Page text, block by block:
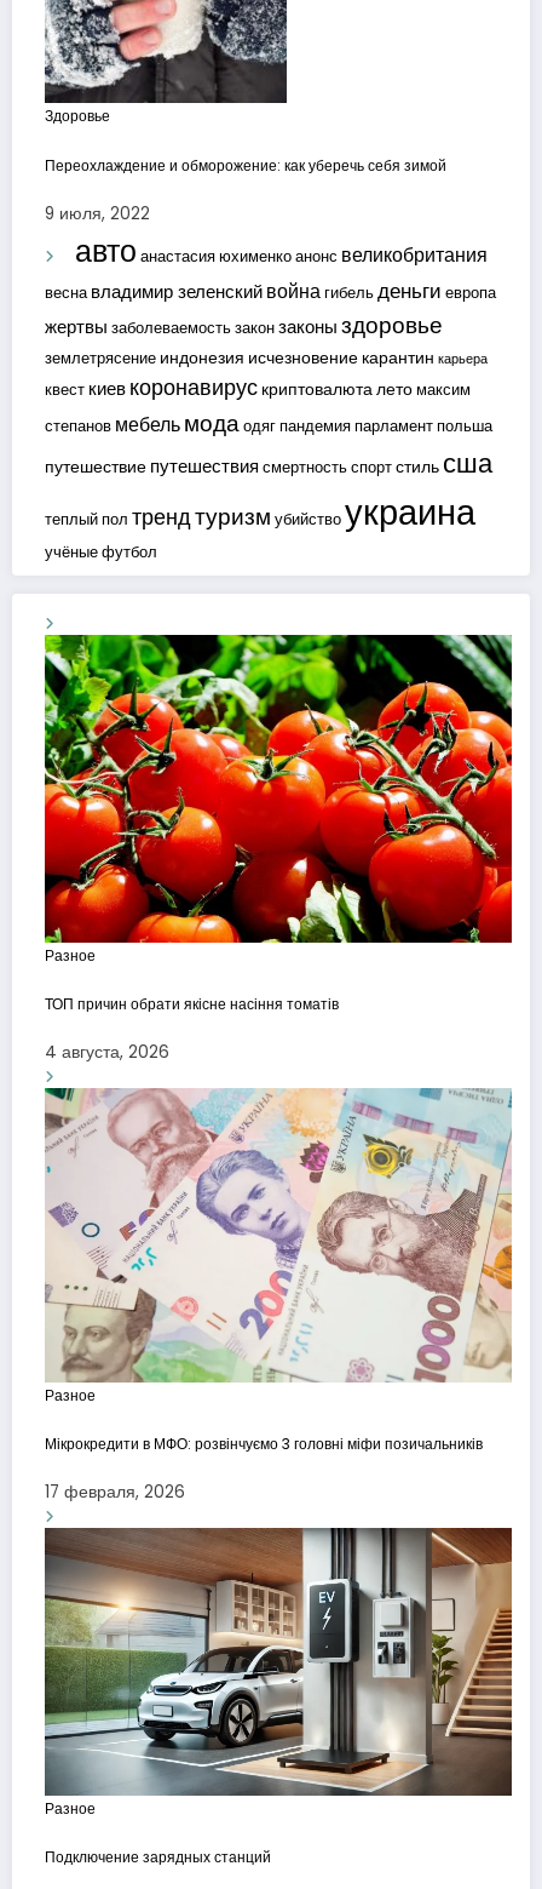
Здоровье
Переохлаждение и обморожение: как уберечь себя зимой
9 июля, 2022
авто анастасия юхименкоанонс великобритания
весна владимир зеленскийвойнагибельденьги европа
жертвы заболеваемостьзаконзаконыздоровье
землетрясение индонезия исчезновение карантин карьера
квест киевкоронавирус криптовалюталетомаксим
степанов мебельмодаодягпандемияпарламентпольша
путешествие путешествия смертностьспортстиль сша
теплый пол трендтуризм убийствоукраина
учёныефутбол
Разное
ТОП причин обрати якісне насіння томатів
4 августа, 2026
Разное
Мікрокредити в МФО: розвінчуємо 3 головні міфи позичальників
17 февраля, 2026
Разное
Подключение зарядных станций